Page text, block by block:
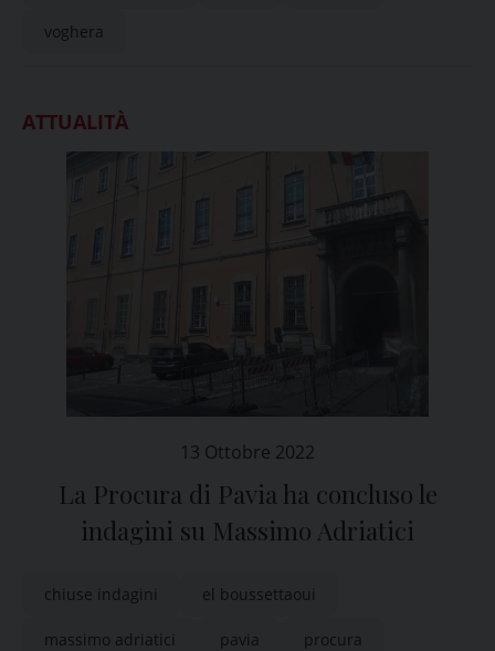
voghera
ATTUALITÀ
13 Ottobre 2022
La Procura di Pavia ha concluso le
indagini su Massimo Adriatici
chiuse indagini el boussettaoui
massimo adriatici pavia procura